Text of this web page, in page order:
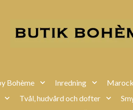
Bohème Inredning
Tvål, hudvård och dofter